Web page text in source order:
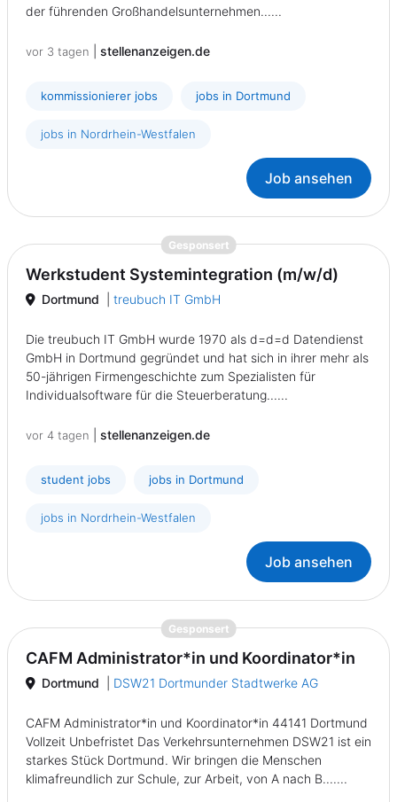
der führenden Großhandelsunternehmen......
vor 3 tagen stellenanzeigen.de
kommissionierer jobs jobs in Dortmund
jobs in Nordrhein-Westfalen
Job ansehen
Gesponsert{prompt.job}
Werkstudent Systemintegration (m/w/d)
Dortmund treubuch IT GmbH
Die treubuch IT GmbH wurde 1970 als d=d=d Datendienst
GmbH in Dortmund gegründet und hat sich in ihrer mehr als
50-jährigen Firmengeschichte zum Spezialisten für
Individualsoftware für die Steuerberatung......
vor 4 tagen stellenanzeigen.de
student jobs jobs in Dortmund
jobs in Nordrhein-Westfalen
Job ansehen
Gesponsert{prompt.job}
CAFM Administrator*in und Koordinator*in
Dortmund DSW21 Dortmunder Stadtwerke AG
CAFM Administrator*in und Koordinator*in 44141 Dortmund
Vollzeit Unbefristet Das Verkehrsunternehmen DSW21 ist ein
starkes Stück Dortmund. Wir bringen die Menschen
klimafreundlich zur Schule, zur Arbeit, von A nach B.......